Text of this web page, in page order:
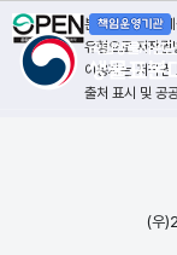
본 누리집에서
유형으로 저작권
이용자는 저작
출처 표시 및 공
(우